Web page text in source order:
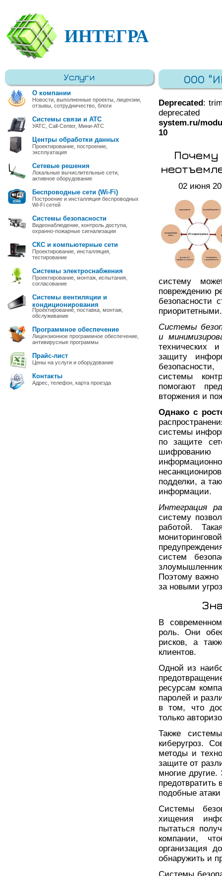
ИНТЕГРА
Услуги
О компании
Новости, выполненные проекты, лицензии,
отзывы, сотрудничество, блоги
Системы связи и АТС
УАТС, Call-Center, Мини-АТС
Центры обработки данных
Проектирование, построение,
эксплуатация
Сетевые решения
Локальные вычислительные сети,
активное оборудование
Беспроводные сети (Wi-Fi)
Построение и инсталляция беспроводных
Wi-Fi сетей
Системы безопасности
Видеонаблюдение, контроль доступа,
охранно-пожарные сигнализации
СКС и компьютерные сети
Проектирование, инсталляция,
тестирование
Системы электроснабжения
Проектирование, монтаж, испытания,
согласование
Системы вентиляции и
кондиционирования
Проектирование, поставка, монтаж,
обслуживание
Программное обеспечение
Лицензионное программное обеспечение,
антивирусные программы
Прайс-лист
Цены на услуги и оборудование
Контакты
Адрес, телефон, карта проезда
ООО
Deprecated:
system.ru/
10
Почему
02 июня
систему
повреждению
безопасности
приоритетными.
Системы
и
технических
защиту
системы
помогают
вторжения и
Однако с
системы
по защите
подделки, а
информации.
Интеграция
систему
работой.
систем
Поэтому важно
за новыми
В
роль. Они
рисков, а
клиентов.
Одной из
ресурсам
паролей и
в том, что
только
Также
киберугроз.
методы и
защите от
многие
предотвратить
подобные
Системы
хищения
пытаться
компании,
организация
обнаружить и